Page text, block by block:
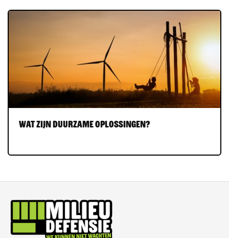
Wat zijn duurzame oplossingen?